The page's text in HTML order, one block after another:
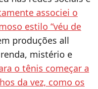
associei o
estilo “véu de
produções all
mistério e
o tênis começar a
da vez, como os